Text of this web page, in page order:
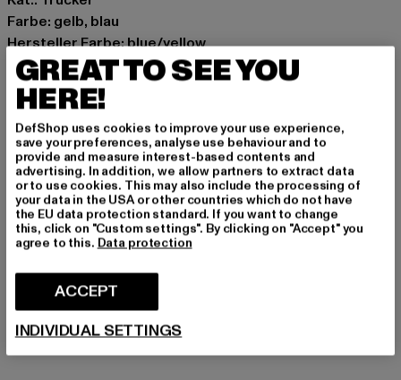
Farbe: gelb, blau
Hersteller Farbe: blue/yellow
Materialzusammensetzung: 100% Baumwolle
Art.Nr: 1006179-03238
Hersteller: Huesken Distribution GmbH & Co. KG |
info@djinns-shop.eu
Sandstraße 92 | 45473 Mülheim an der Ruhr | DE
GRÖSSE & PASSFORM
PFLEGEHINWEISE
LIEFERUNG & RÜCKGABE
GREAT TO SEE YOU
HERE!
DefShop uses cookies to improve your use experience,
save your preferences, analyse use behaviour and to
provide and measure interest-based contents and
advertising. In addition, we allow partners to extract data
or to use cookies. This may also include the processing of
your data in the USA or other countries which do not have
the EU data protection standard. If you want to change
this, click on "Custom settings". By clicking on "Accept" you
agree to this. Data protection
ACCEPT
INDIVIDUAL SETTINGS